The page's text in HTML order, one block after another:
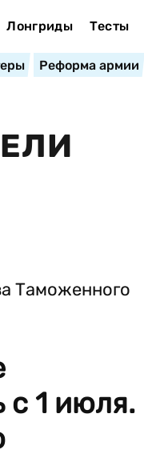
Лонгриды Тесты
Реформа армии
с 1 июля.